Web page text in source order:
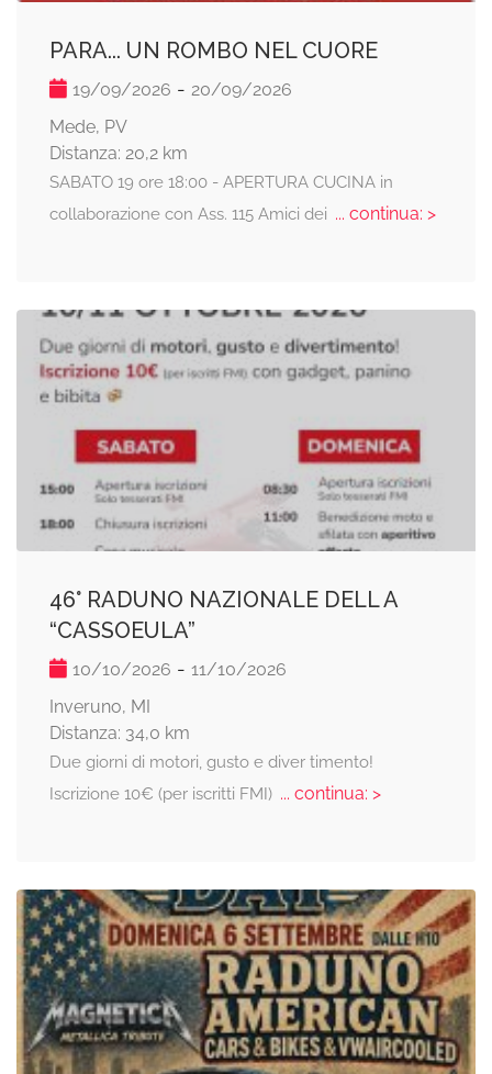
PARA... UN ROMBO NEL CUORE
19/09/2026 - 20/09/2026
Mede, PV
Distanza: 20,2 km
SABATO 19 ore 18:00 - APERTURA CUCINA in
collaborazione con Ass. 115 Amici dei ... continua: >
46° RADUNO NAZIONALE DELL A
“CASSOEULA”
10/10/2026 - 11/10/2026
Inveruno, MI
Distanza: 34,0 km
Due giorni di motori, gusto e diver timento!
Iscrizione 10€ (per iscritti FMI)... continua: >